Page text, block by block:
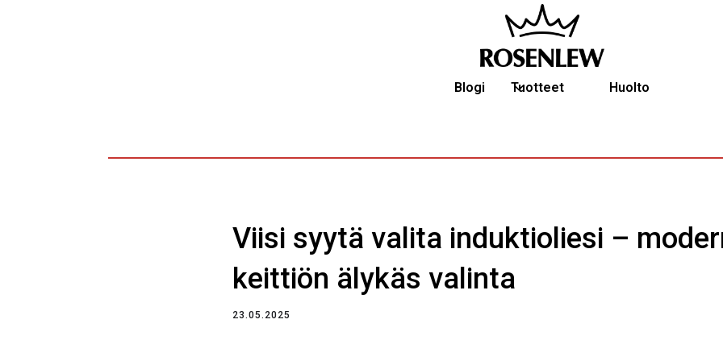
Blogi Tuotteet Huolto
Viisi syytä valita induktioliesi –
keittiön älykäs valinta
23.05.2025